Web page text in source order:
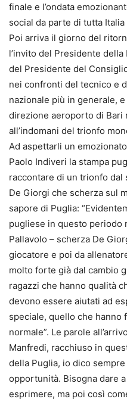
finale e l’ondata
social da parte di tutta
Poi arriva il giorno del
l’invito del Presidente
del Presidente del
nei confronti del tecnico e
nazionale più in generale,
direzione aeroporto di Bari
all’indomani del trionfo
Ad aspettarli un
Paolo Indiveri la stampa
raccontare di un trionfo dal
De Giorgi che scherza sul
sapore di Puglia:
pugliese in questo periodo
Pallavolo – scherza De
giocatore e poi da
molto forte già dal cambio
ragazzi che hanno qualità
devono essere aiutati ad
speciale, quello che hanno
normale”. Le parole
Manfredi, racchiuso in
della Puglia, io dico
opportunità. Bisogna dare
esprimere, ma poi così